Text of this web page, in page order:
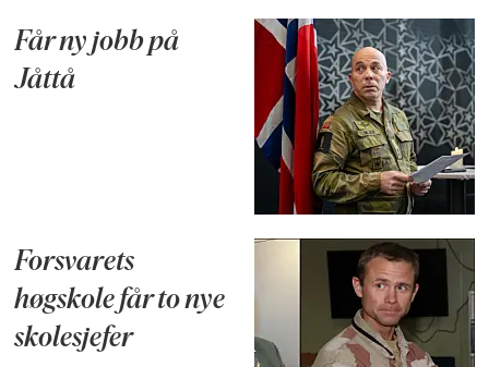
Får ny jobb på
Jåttå
Forsvarets
høgskole får to nye
skolesjefer